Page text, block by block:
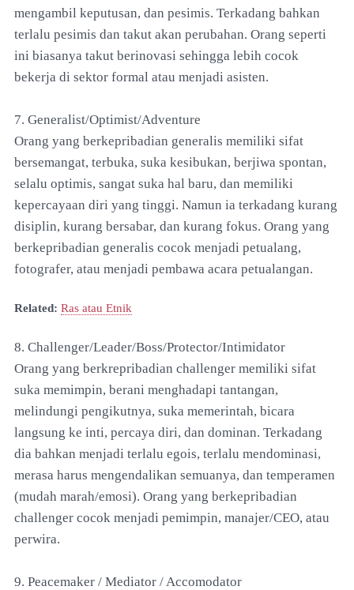
mengambil keputusan, dan pesimis. Terkadang bahkan
terlalu pesimis dan takut akan perubahan. Orang seperti
ini biasanya takut berinovasi sehingga lebih cocok
bekerja di sektor formal atau menjadi asisten.
7. Generalist/Optimist/Adventure
Orang yang berkepribadian generalis memiliki sifat
bersemangat, terbuka, suka kesibukan, berjiwa spontan,
selalu optimis, sangat suka hal baru, dan memiliki
kepercayaan diri yang tinggi. Namun ia terkadang kurang
disiplin, kurang bersabar, dan kurang fokus. Orang yang
berkepribadian generalis cocok menjadi petualang,
fotografer, atau menjadi pembawa acara petualangan.
Related: Ras atau Etnik
8. Challenger/Leader/Boss/Protector/Intimidator
Orang yang berkrepribadian challenger memiliki sifat
suka memimpin, berani menghadapi tantangan,
melindungi pengikutnya, suka memerintah, bicara
langsung ke inti, percaya diri, dan dominan. Terkadang
dia bahkan menjadi terlalu egois, terlalu mendominasi,
merasa harus mengendalikan semuanya, dan temperamen
(mudah marah/emosi). Orang yang berkepribadian
challenger cocok menjadi pemimpin, manajer/CEO, atau
perwira.
9. Peacemaker / Mediator / Accomodator